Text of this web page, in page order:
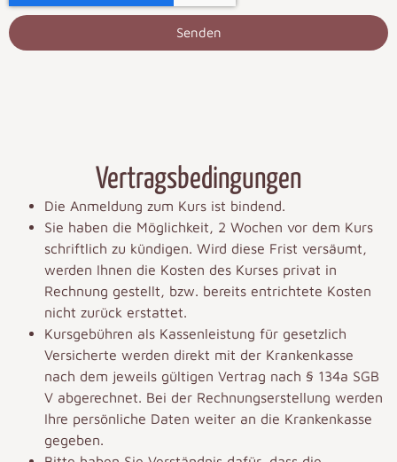
Senden
Vertragsbedingungen
Die Anmeldung zum Kurs ist bindend.
Sie haben die Möglichkeit, 2 Wochen vor dem Kurs
schriftlich zu kündigen. Wird diese Frist versäumt,
werden Ihnen die Kosten des Kurses privat in
Rechnung gestellt, bzw. bereits entrichtete Kosten
nicht zurück erstattet.
Kursgebühren als Kassenleistung für gesetzlich
Versicherte werden direkt mit der Krankenkasse
nach dem jeweils gültigen Vertrag nach § 134a SGB
V abgerechnet. Bei der Rechnungserstellung werden
Ihre persönliche Daten weiter an die Krankenkasse
gegeben.